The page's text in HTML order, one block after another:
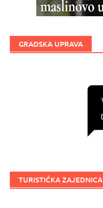
GRADSKA UPRAVA
TURISTIČKA ZAJEDNICA